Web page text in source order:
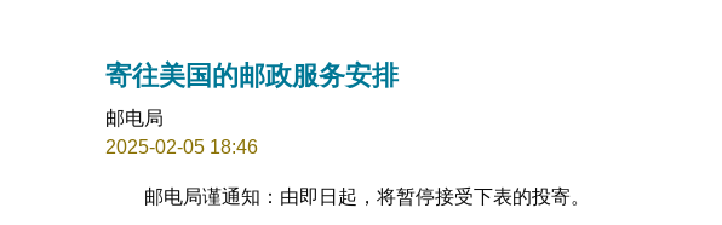
寄往美国的邮政服务安排
邮电局
2025-02-05 18:46
邮电局谨通知：由即日起，将暂停接受下表的投寄。